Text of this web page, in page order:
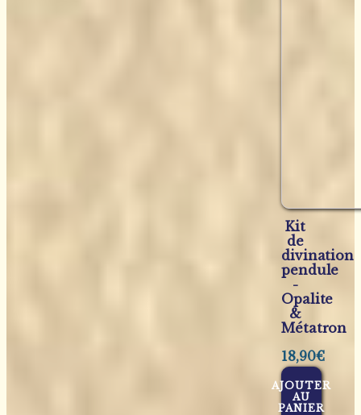
Kit
de
divination
pendule
-
Opalite
&
Métatron
18,90€
AJOUTER
AU
PANIER